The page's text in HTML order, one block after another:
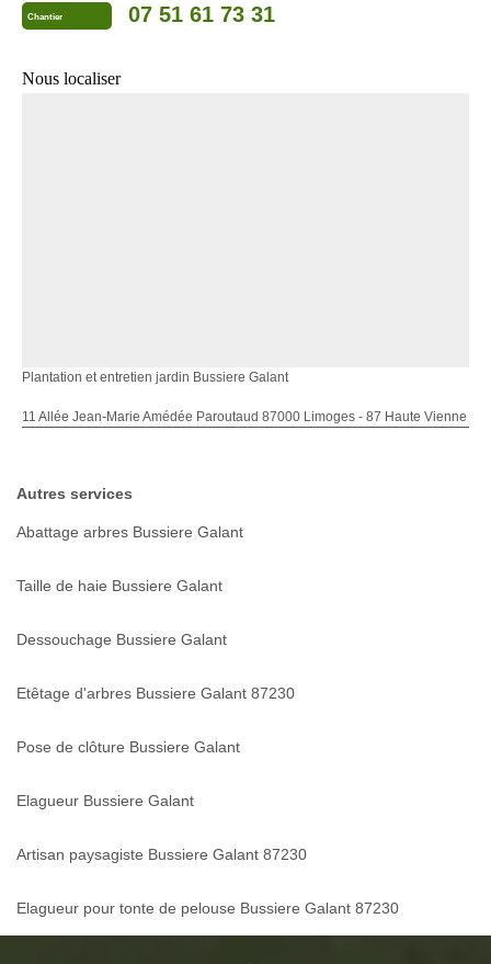
Chantier 07 51 61 73 31
Nous localiser
Plantation et entretien jardin Bussiere Galant
11 Allée Jean-Marie Amédée Paroutaud 87000 Limoges - 87 Haute Vienne
Autres services
Abattage arbres Bussiere Galant
Taille de haie Bussiere Galant
Dessouchage Bussiere Galant
Etêtage d'arbres Bussiere Galant 87230
Pose de clôture Bussiere Galant
Elagueur Bussiere Galant
Artisan paysagiste Bussiere Galant 87230
Elagueur pour tonte de pelouse Bussiere Galant 87230